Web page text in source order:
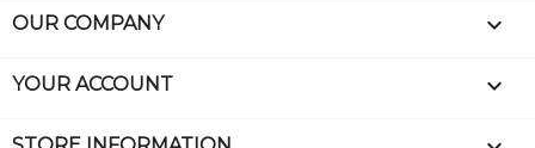
OUR COMPANY 
YOUR ACCOUNT 